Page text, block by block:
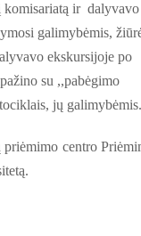
komisariatą ir dalyvavo
galimybėmis,
ekskursijoje po
su ,,pabėgimo
jų galimybėmis.
centro